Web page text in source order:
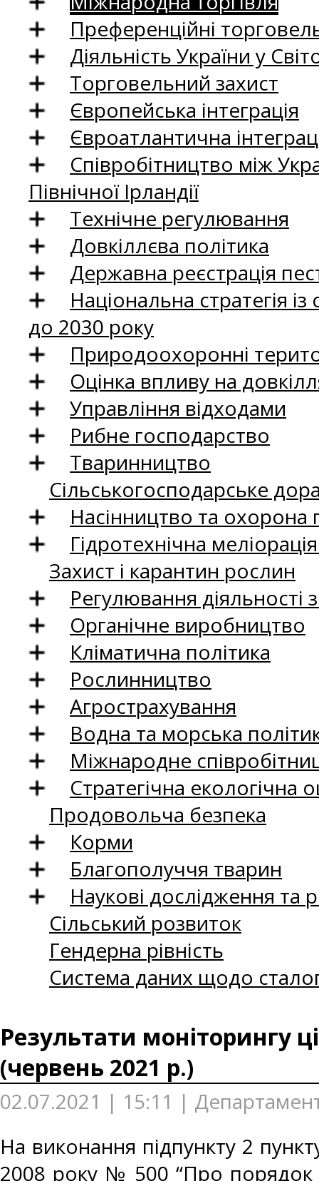
Преференційні
Діяльність України у
Торговельний захист
Європейська інтеграція
Євроатлантична
Співробітництво між
Північної Ірландії
Технічне регулювання
Довкіллєва політика
Державна реєстрація
Національна стратегія
до 2030 року
Природоохоронні
Оцінка впливу на
Управління відходами
Рибне господарство
Тваринництво
Сільськогосподарське
Насінництво та
Гідротехнічна
Захист і карантин рослин
Регулювання
Органічне виробництво
Кліматична політика
Рослинництво
Агрострахування
Водна та морська
Міжнародне
Стратегічна екологічна
Продовольча безпека
Корми
Благополуччя тварин
Наукові дослідження та
Сільський розвиток
Гендерна рівність
Система даних щодо
Результати моніторингу
(червень 2021 р.)
02.07.2021 | 15:11 |
На виконання підпункту 2
2008 року № 500 “Про порядок